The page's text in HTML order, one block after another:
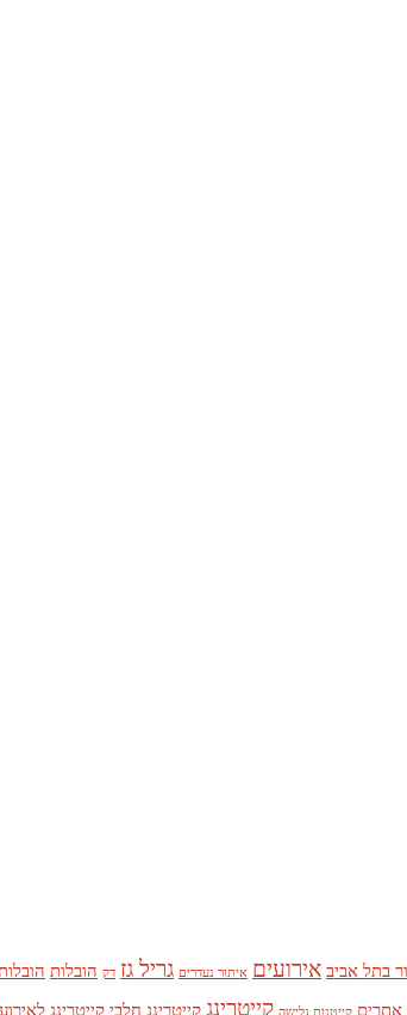
בתל אביב אירועים איתור נעדרים גריל גז דק הובלות
אתרים קייטנות גלישה קייטרינג קייטרינג חלבי קייטרינג